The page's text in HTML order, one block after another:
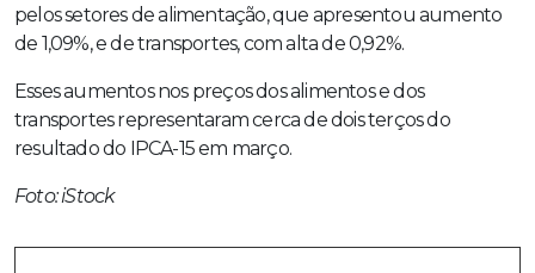
pelos setores de alimentação, que apresentou aumento
de 1,09%, e de transportes, com alta de 0,92%.
Esses aumentos nos preços dos alimentos e dos
transportes representaram cerca de dois terços do
resultado do IPCA-15 em março.
Foto: iStock